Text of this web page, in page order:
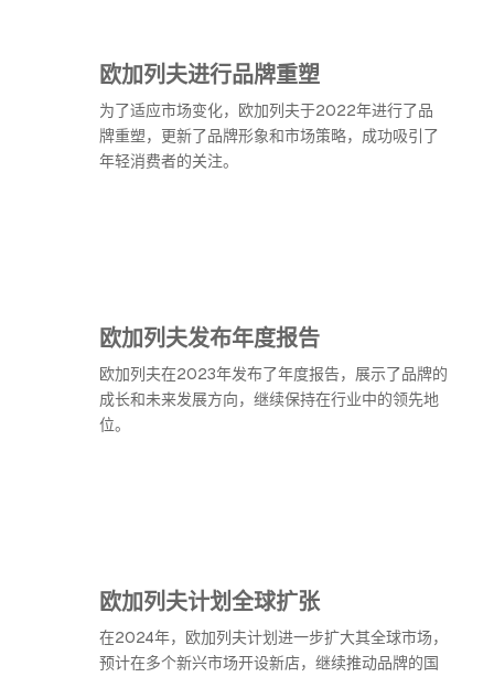
欧加列夫进行品牌重塑
为了适应市场变化，欧加列夫于2022年进行了品
牌重塑，更新了品牌形象和市场策略，成功吸引了
年轻消费者的关注。
欧加列夫发布年度报告
欧加列夫在2023年发布了年度报告，展示了品牌的
成长和未来发展方向，继续保持在行业中的领先地
位。
欧加列夫计划全球扩张
在2024年，欧加列夫计划进一步扩大其全球市场，
预计在多个新兴市场开设新店，继续推动品牌的国